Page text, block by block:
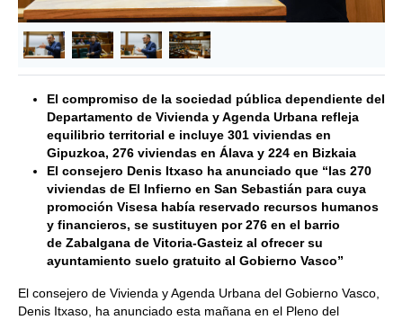
El compromiso de la sociedad pública dependiente del
Departamento de Vivienda y Agenda Urbana refleja
equilibrio territorial e incluye 301 viviendas en
Gipuzkoa, 276 viviendas en Álava y 224 en Bizkaia
El consejero Denis Itxaso ha anunciado que “las 270
viviendas de El Infierno en San Sebastián para cuya
promoción Visesa había reservado recursos humanos
y financieros, se sustituyen por 276 en el barrio
de Zabalgana de Vitoria-Gasteiz al ofrecer su
ayuntamiento suelo gratuito al Gobierno Vasco”
El consejero de Vivienda y Agenda Urbana del Gobierno Vasco,
Denis Itxaso, ha anunciado esta mañana en el Pleno del